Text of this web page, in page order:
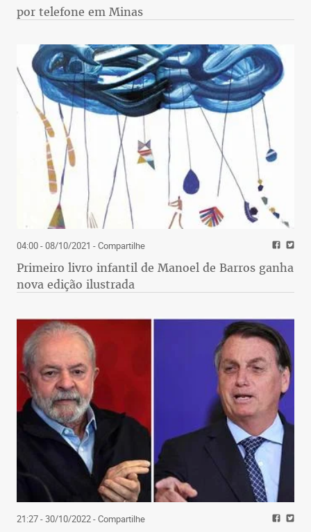
por telefone em Minas
04:00 - 08/10/2021 - Compartilhe
Primeiro livro infantil de Manoel de Barros ganha
nova edição ilustrada
21:27 - 30/10/2022- Compartilhe